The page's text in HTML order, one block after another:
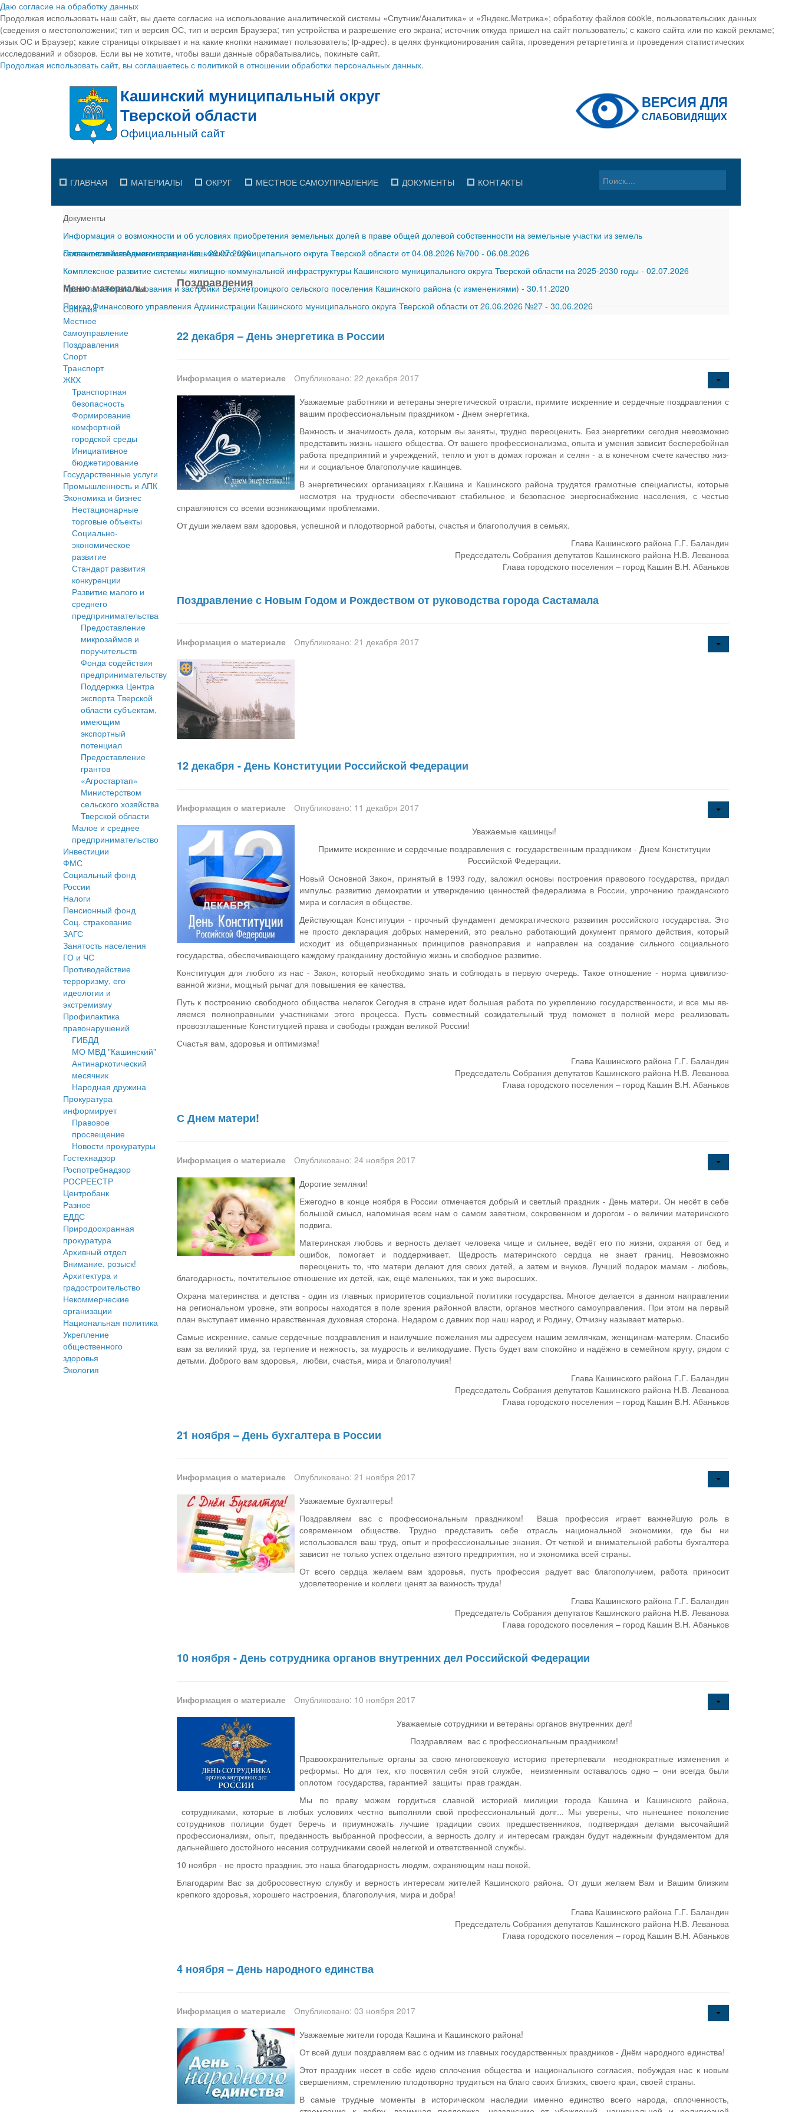
Даю согласие на обработку данных
Продолжая использовать наш сайт, вы даете согласие на использование аналитической системы «Спутник/Аналитика» и «Яндекс.Метрика»; обработку файлов cookie, пользовательских данных
(сведения о местоположении; тип и версия ОС, тип и версия Браузера; тип устройства и разрешение его экрана; источник откуда пришел на сайт пользователь; с какого сайта или по какой рекламе;
язык ОС и Браузер; какие страницы открывает и на какие кнопки нажимает пользователь; ip-адрес). в целях функционирования сайта, проведения ретаргетинга и проведения статистических
исследований и обзоров. Если вы не хотите, чтобы ваши данные обрабатывались, покиньте сайт.
Продолжая использовать сайт, вы соглашаетесь с политикой в отношении обработки персональных данных.
ГЛАВНАЯ МАТЕРИАЛЫ ОКРУГ МЕСТНОЕ САМОУПРАВЛЕНИЕ ДОКУМЕНТЫ КОНТАКТЫ
Документы
Информация о возможности и об условиях приобретения земельных долей в праве общей долевой собственности на земельные участки из земель
сельскохозяйственного назначения-29.07.2026
Постановление Администрации Кашинского муниципального округа Тверской области от 04.08.2026 №700 - 06.08.2026
Комплексное развитие системы жилищно-коммунальной инфраструктуры Кашинского муниципального округа Тверской области на 2025-2030 годы - 02.07.2026
Правила землепользования и застройки Верхнетроицкого сельского поселения Кашинского района (с изменениями) - 30.11.2020
Приказ Финансового управления Администрации Кашинского муниципального округа Тверской области от 26.06.2026 №27 - 30.06.2026
Меню материалы
События
Местное
cамоуправление
Поздравления
Спорт
Транспорт
ЖКХ
Транспортная
безопасность
Формирование
комфортной
городской среды
Инициативное
бюджетирование
Государственные услуги
Промышленность и АПК
Экономика и бизнес
Нестационарные
торговые объекты
Социально-
экономическое
развитие
Стандарт развития
конкуренции
Развитие малого и
среднего
предпринимательства
Предоставление
микрозаймов и
поручительств
Фонда содействия
предпринимательству
Поддержка Центра
экспорта Тверской
области субъектам,
имеющим
экспортный
потенциал
Предоставление
грантов
«Агростартап»
Министерством
сельского хозяйства
Тверской области
Малое и среднее
предпринимательство
Инвестиции
ФМС
Социальный фонд
России
Налоги
Пенсионный фонд
Соц. страхование
ЗАГС
Занятость населения
ГО и ЧС
Противодействие
терроризму, его
идеологии и
экстремизму
Профилактика
правонарушений
ГИБДД
МО МВД "Кашинский"
Антинаркотический
месячник
Народная дружина
Прокуратура
информирует
Правовое
просвещение
Новости прокуратуры
Гостехнадзор
Роспотребнадзор
РОСРЕЕСТР
Центробанк
Разное
ЕДДС
Природоохранная
прокуратура
Архивный отдел
Внимание, розыск!
Архитектура и
градостроительство
Некоммерческие
организации
Национальная политика
Укрепление
общественного
здоровья
Экология
Поздравления
22 декабря – День энергетика в России
Информация о материале
Опубликовано: 22 декабря 2017
Уважаемые работники и ветераны энергетической отрасли, примите искренние и сердечные по­здравления с
вашим профес­сиональным праздником - Днем энергетика.
Важность и значимость дела, которым вы заняты, трудно переоценить. Без энергетики сегодня невозможно
предста­вить жизнь нашего общества. От вашего профессионализма, опыта и умения зависит бес­перебойная
работа предприя­тий и учреждений, тепло и уют в домах горожан и селян - а в конечном счете качество жиз­
ни и социальное благополучие кашинцев.
В энергетических организа­циях г.Кашина и Кашинского района трудят­ся грамотные специалисты, которые
несмотря на трудно­сти обеспечивают стабильное и безопасное энергоснабжение населения, с честью
справля­ются со всеми возникающими проблемами.
От души желаем вам здоро­вья, успешной и плодотворной работы, счастья и благополу­чия в семьях.
Глава Кашинского района Г.Г. Баландин
Председатель Собрания депутатов Кашинского района Н.В. Леванова
Глава городского поселения – город Кашин В.Н. Абаньков
Поздравление с Новым Годом и Рождеством от руководства города Састамала
Информация о материале Опубликовано: 21 декабря 2017
12 декабря - День Конституции Российской Федерации
Информация о материале
Опубликовано: 11 декабря 2017
Уважаемые кашинцы!
Примите искренние и сердечные поздравления с государственным праздником - Днем Кон­ституции
Российской Федерации.
Новый Основной Закон, принятый в 1993 году, заложил основы построения правового го­сударства, придал
импульс развитию демо­кратии и утверждению ценностей федерализ­ма в России, упрочению гражданского
мира и согласия в обществе.
Действующая Конституция - прочный фун­дамент демократического развития российско­го государства. Это
не просто декларация до­брых намерений, это реально работающий документ прямого действия, который
исходит из общепризнанных принципов равноправия и направлен на создание сильного социального
государства, обеспечивающего каждому гра­жданину достойную жизнь и свободное раз­витие.
Конституция для любого из нас - Закон, ко­торый необходимо знать и соблюдать в первую очередь. Такое отношение - норма цивилизо­
ванной жизни, мощный рычаг для повышения ее качества.
Путь к построению свободного общества не­легок Сегодня в стране идет большая работа по укреплению государственности, и все мы яв­
ляемся полноправными участниками этого процесса. Пусть совместный созидательный труд поможет в полной мере реализовать
провозглашенные Конституцией права и свободы граждан великой России!
Счастья вам, здоровья и оптимизма!
Глава Кашинского района Г.Г. Баландин
Председатель Собрания депутатов Кашинского района Н.В. Леванова
Глава городского поселения – город Кашин В.Н. Абаньков
С Днем матери!
Информация о материале
Опубликовано: 24 ноября 2017
Дорогие земляки!
Ежегодно в конце ноября в России отмечается добрый и светлый праздник - День матери. Он несёт в себе
большой смысл, напоминая всем нам о самом заветном, сокровенном и дорогом - о величии материнского
подвига.
Материнская любовь и верность делает человека чище и сильнее, ведёт его по жизни, охраняя от бед и
ошибок, помогает и поддерживает. Щедрость материнского сердца не знает границ. Невозможно
переоценить то, что матери делают для своих детей, а затем и внуков. Лучший подарок мамам - любовь,
благодарность, почтительное отношение их детей, как, ещё маленьких, так и уже выросших.
Охрана материнства и детства - один из главных приоритетов социальной политики государства. Многое делается в данном направлении
на региональном уровне, эти вопросы находятся в поле зрения районной власти, органов местного самоуправления. При этом на первый
план выступает именно нравственная духовная сторона. Недаром с давних пор наш народ и Родину, Отчизну называет матерью.
Самые искренние, самые сердечные поздрав­ления и наилучшие пожелания мы адресуем нашим землячкам, женщинам-матерям. Спа­сибо
вам за великий труд, за терпение и неж­ность, за мудрость и великодушие. Пусть бу­дет вам спокойно и надёжно в семейном кругу, рядом с
детьми. Доброго вам здоровья, любви, счастья, мира и благополучия!
Глава Кашинского района Г.Г. Баландин
Председатель Собрания депутатов Кашинского района Н.В. Леванова
Глава городского поселения – город Кашин В.Н. Абаньков
21 ноября – День бухгалтера в России
Информация о материале
Опубликовано: 21 ноября 2017
Уважаемые бухгалтеры!
Поздравляем вас с профессиональным праздником! Ваша профессия играет важнейшую роль в
современном обществе. Трудно представить себе отрасль национальной экономики, где бы ни
использовался ваш труд, опыт и профессиональные знания. От четкой и внимательной работы бухгалтера
зависит не только успех отдельно взятого предприятия, но и экономика всей страны.
От всего сердца желаем вам здоровья, пусть профессия радует вас благополучием, работа приносит
удовлетворение и коллеги ценят за важность труда!
Глава Кашинского района Г.Г. Баландин
Председатель Собрания депутатов Кашинского района Н.В. Леванова
Глава городского поселения – город Кашин В.Н. Абаньков
10 ноября - День сотрудника органов внутренних дел Российской Федерации
Информация о материале
Опубликовано: 10 ноября 2017
Уважаемые сотрудники и ветераны органов внутренних дел!
Поздравляем вас с профессиональным праздником!
Правоохранительные органы за свою многовековую историю претерпевали неоднократные изменения и
реформы. Но для тех, кто посвятил себя этой служ­бе, неизменным оставалось одно – они всегда были
оплотом государства, гарантией защиты прав граждан.
Мы по праву можем гордиться славной историей милиции города Кашина и Кашинского района,
сотрудниками, которые в любых условиях честно выполняли свой профессиональный долг... Мы уверены, что нынешнее поколение
сотрудников полиции будет беречь и приумножать лучшие традиции своих предшественников, подтверждая делами высочайший
профессионализм, опыт, преданность выбранной профессии, а верность долгу и интересам граждан будут надежным фундаментом для
дальнейшего достойного несения сотрудниками своей нелегкой и ответственной службы.
10 ноября - не просто праздник, это наша благодарность людям, охраняющим наш покой.
Благодарим Вас за добро­совестную службу и верность интересам жителей Кашинского района. От души желаем Вам и Вашим близким
крепкого здоровья, хорошего настроения, благополучия, мира и добра!
Глава Кашинского района Г.Г. Баландин
Председатель Собрания депутатов Кашинского района Н.В. Леванова
Глава городского поселения – город Кашин В.Н. Абаньков
4 ноября – День народного единства
Информация о материале
Опубликовано: 03 ноября 2017
Уважаемые жители города Кашина и Кашинского района!
От всей души поздравляем вас с одним из главных государственных праздников - Днём народного единства!
Этот праздник несет в себе идею сплочения общества и национального согласия, побуждая нас к новым
свершениям, стремлению плодотворно трудиться на благо своих близких, своего края, своей страны.
В самые трудные моменты в историческом наследии именно единство всего народа, сплоченность,